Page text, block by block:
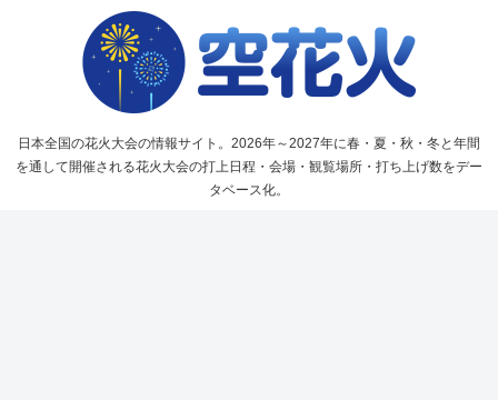
日本全国の花火大会の情報サイト。2026年～2027年に春・夏・秋・冬と年間
を通して開催される花火大会の打上日程・会場・観覧場所・打ち上げ数をデー
タベース化。